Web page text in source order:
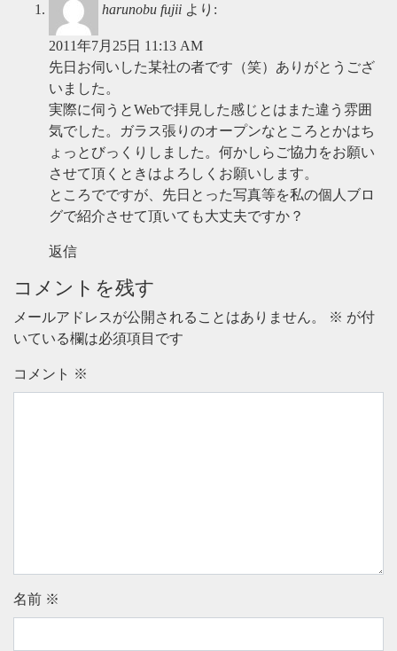
harunobu fujii より:
2011年7月25日 11:13 AM
先日お伺いした某社の者です（笑）ありがとうござ
いました。
実際に伺うとWebで拝見した感じとはまた違う雰囲
気でした。ガラス張りのオープンなところとかはち
ょっとびっくりしました。何かしらご協力をお願い
させて頂くときはよろしくお願いします。
ところでですが、先日とった写真等を私の個人ブロ
グで紹介させて頂いても大丈夫ですか？
返信
コメントを残す
メールアドレスが公開されることはありません。 ※ が付
いている欄は必須項目です
コメント ※
名前 ※